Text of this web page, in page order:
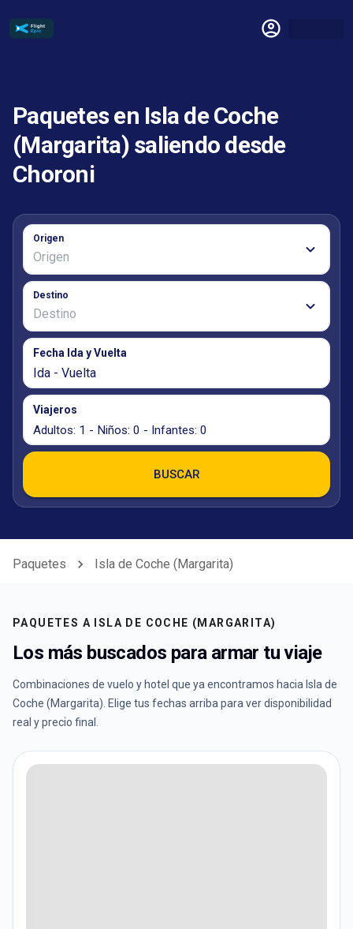
Paquetes en Isla de Coche
(Margarita) saliendo desde
Choroni
Origen
Destino
Fecha Ida y Vuelta
Ida - Vuelta
Viajeros
Adultos: 1 - Niños: 0 - Infantes: 0
BUSCAR
Paquetes Isla de Coche (Margarita)
PAQUETES A ISLA DE COCHE (MARGARITA)
Los más buscados para armar tu viaje
Combinaciones de vuelo y hotel que ya encontramos hacia Isla de
Coche (Margarita) . Elige tus fechas arriba para ver disponibilidad
real y precio final.